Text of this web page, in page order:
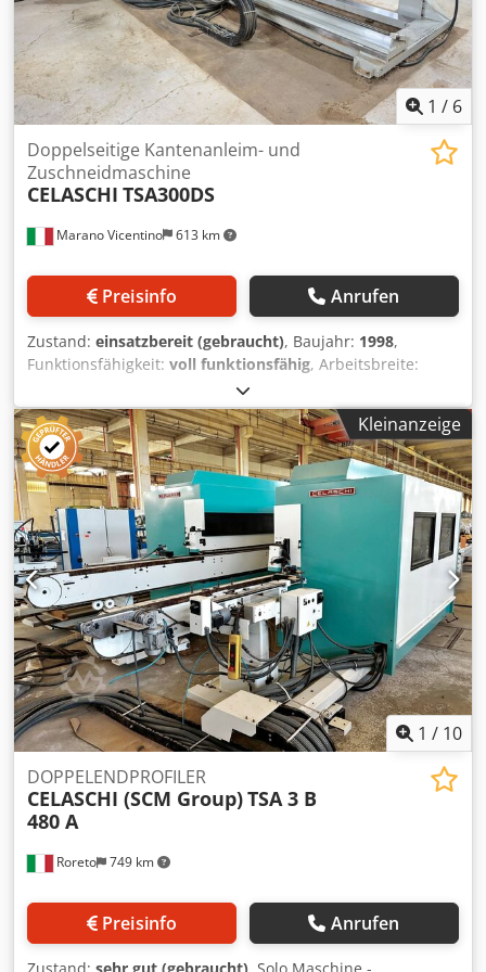
1 / 6
Marano Vicentino 613 km
Doppelseitige Kantenanleim- und
Zuschneidmaschine
CELASCHI TSA300DS
Preisinfo Anrufen
Zustand: einsatzbereit (gebraucht), Baujahr: 1998,
Funktionsfähigkeit: voll funktionsfähig, Arbeitsbreite:
5.000 kg
380 V, Ausstattung:Dokumentation/Handbuch,
Doppelseitige Formatiermaschine Celaschi TSA300DS
Bewegliche Schulteröffnung 3000 mm über Touchpanel
Minimale Arbeitsbreite 200 mm Cedpfezfvtnsx Ad Isrf 5+5
Motorgruppen Schienenbreite 65 mm Mitnehmerbolzen
mit 400 mm Teilung Pneumatische Einschaltung der
Fräsgruppe Automatische Einschaltung über CNC-
Steuerung Verstellbare Vorschubgeschwindigkeit
(min/max) (m/min) 4-24
Kleinanzeige
1 / 10
Roreto 749 km
DOPPELENDPROFILER
CELASCHI (SCM Group)TSA 3 B
480 A
Preisinfo Anrufen